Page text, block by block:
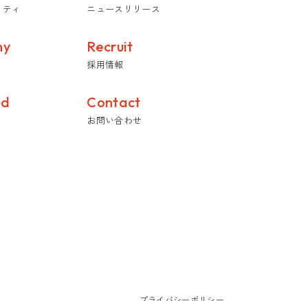
ィ ニュースリリース
Recruit
採用情報
Contact
お問い合わせ